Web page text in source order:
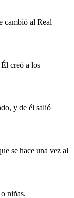
cambió al Real
creó a los
y de él salió
se hace una vez al
niñas.